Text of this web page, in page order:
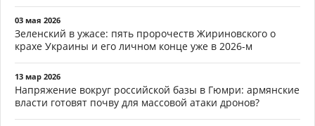
03 мая 2026
Зеленский в ужасе: пять пророчеств Жириновского о
крахе Украины и его личном конце уже в 2026-м
13 мар 2026
Напряжение вокруг российской базы в Гюмри: армянские
власти готовят почву для массовой атаки дронов?